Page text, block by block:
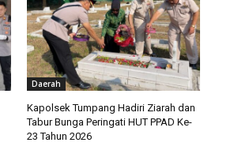
Daerah
Kapolsek Tumpang Hadiri Ziarah dan
Tabur Bunga Peringati HUT PPAD Ke-
23 Tahun 2026